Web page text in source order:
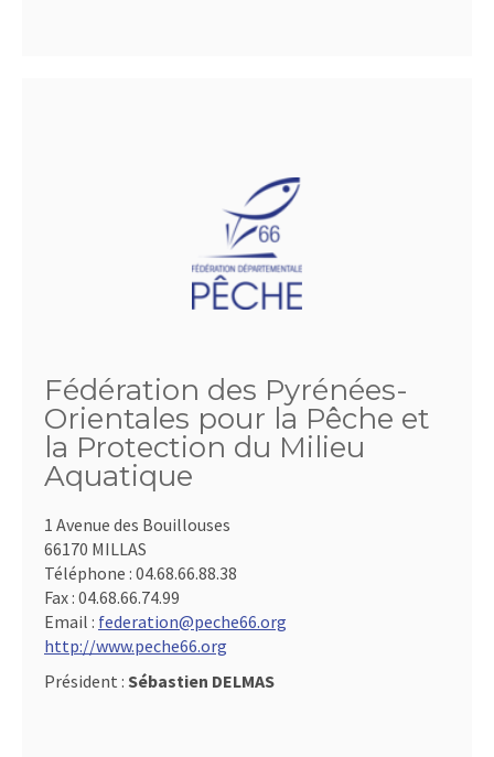
Fédération des Pyrénées-
Orientales pour la Pêche et
la Protection du Milieu
Aquatique
1 Avenue des Bouillouses
66170 MILLAS
Téléphone : 04.68.66.88.38
Fax : 04.68.66.74.99
Email : federation@peche66.org
http://www.peche66.org
Président : Sébastien DELMAS